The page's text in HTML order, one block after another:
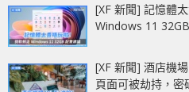
[XF 新聞] 記憶體
Windows 11
[XF 新聞] 酒店機
頁面可被劫持，密